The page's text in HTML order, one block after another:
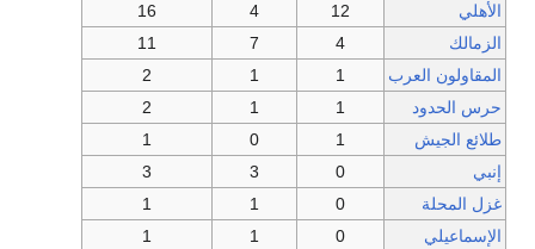
الأهلي
12
4
16
الزمالك
4
7
11
المقاولون العرب
1
1
2
حرس الحدود
1
1
2
طلائع الجيش
1
0
1
إنبي
0
3
3
غزل المحلة
0
1
1
الإسماعيلي
0
1
1